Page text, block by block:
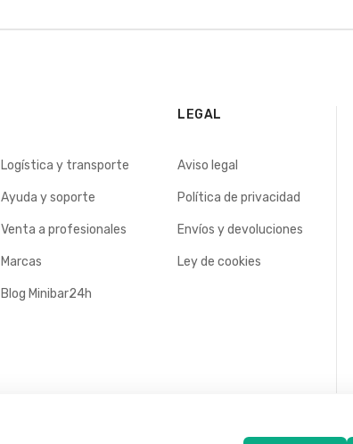
Logística y transporte
Ayuda y soporte
Venta a profesionales
Marcas
Blog Minibar24h
LEGAL
Aviso legal
Política de privacidad
Envíos y devoluciones
Ley de cookies